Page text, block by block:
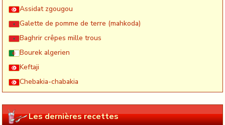
Assidat zgougou
Galette de pomme de terre (mahkoda)
Baghrir crêpes mille trous
Bourek algerien
Keftaji
Chebakia-chabakia
Les dernières recettes